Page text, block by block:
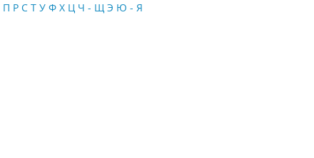
П Р С Т У Ф Х Ц Ч - Щ Э Ю - Я